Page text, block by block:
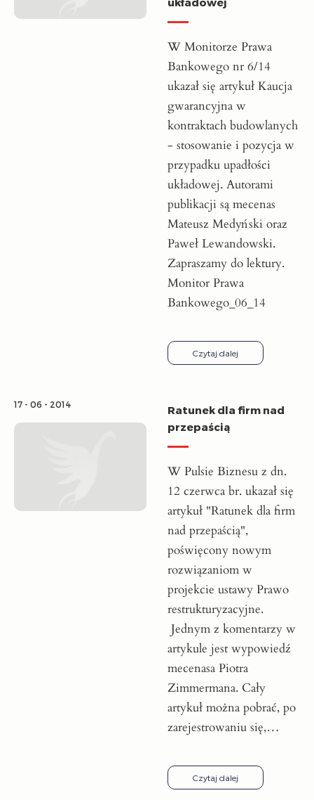
W Monitorze Prawa
Bankowego nr 6/14
ukazał się artykuł Kaucja
gwarancyjna w
kontraktach budowlanych
- stosowanie i pozycja w
przypadku upadłości
układowej. Autorami
publikacji są mecenas
Mateusz Medyński oraz
Paweł Lewandowski.
Zapraszamy do lektury.
Monitor Prawa
Bankowego_06_14
Czytaj dalej
17 - 06 - 2014
Ratunek dla firm nad
przepaścią
W Pulsie Biznesu z dn.
12 czerwca br. ukazał się
artykuł "Ratunek dla firm
nad przepaścią",
poświęcony nowym
rozwiązaniom w
projekcie ustawy Prawo
restrukturyzacyjne.
Jednym z komentarzy w
artykule jest wypowiedź
mecenasa Piotra
Zimmermana. Cały
artykuł można pobrać, po
zarejestrowaniu się,…
Czytaj dalej